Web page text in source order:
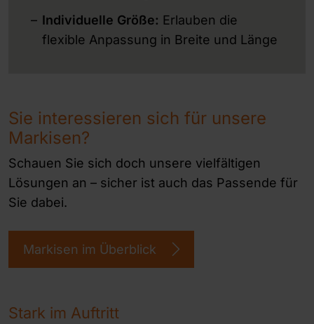
Individuelle Größe: Erlauben die
flexible Anpassung in Breite und Länge
Sie interessieren sich für unsere
Markisen?
Schauen Sie sich doch unsere vielfältigen
Lösungen an – sicher ist auch das Passende für
Sie dabei.
Markisen im Überblick
Stark im Auftritt